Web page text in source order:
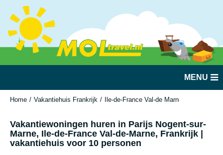
MENU
Home Vakantiehuis Frankrijk Ile-de-France Val-de Marne
Vakantiewoningen huren in Parijs Nogent-sur-
Marne, Ile-de-France Val-de-Marne, Frankrijk |
vakantiehuis voor 10 personen